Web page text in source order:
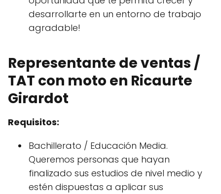
desarrollarte en un entorno de trabajo
agradable!
Representante de ventas /
TAT con moto en Ricaurte
Girardot
Requisitos:
Bachillerato / Educación Media.
Queremos personas que hayan
finalizado sus estudios de nivel medio y
estén dispuestas a aplicar sus